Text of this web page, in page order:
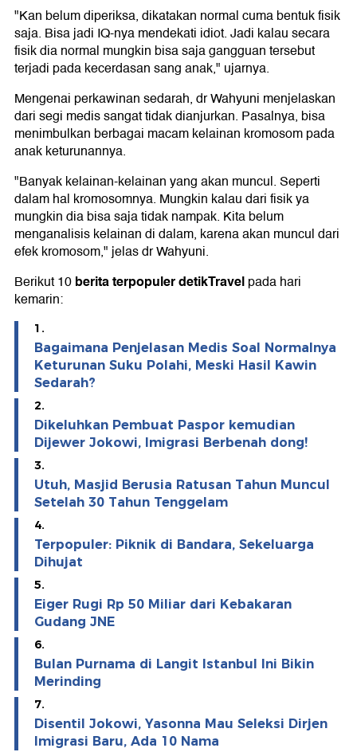
"Kan belum diperiksa, dikatakan normal cuma bentuk fisik
saja. Bisa jadi IQ-nya mendekati idiot. Jadi kalau secara
fisik dia normal mungkin bisa saja gangguan tersebut
terjadi pada kecerdasan sang anak," ujarnya.
Mengenai perkawinan sedarah, dr Wahyuni menjelaskan
dari segi medis sangat tidak dianjurkan. Pasalnya, bisa
menimbulkan berbagai macam kelainan kromosom pada
anak keturunannya.
"Banyak kelainan-kelainan yang akan muncul. Seperti
dalam hal kromosomnya. Mungkin kalau dari fisik ya
mungkin dia bisa saja tidak nampak. Kita belum
menganalisis kelainan di dalam, karena akan muncul dari
efek kromosom," jelas dr Wahyuni.
Berikut 10berita terpopuler detikTravelpada hari
kemarin:
1.
Bagaimana Penjelasan Medis Soal Normalnya
Keturunan Suku Polahi, Meski Hasil Kawin
Sedarah?
2.
Dikeluhkan Pembuat Paspor kemudian
Dijewer Jokowi, Imigrasi Berbenah dong!
3.
Utuh, Masjid Berusia Ratusan Tahun Muncul
Setelah 30 Tahun Tenggelam
4.
Terpopuler: Piknik di Bandara, Sekeluarga
Dihujat
5.
Eiger Rugi Rp 50 Miliar dari Kebakaran
Gudang JNE
6.
Bulan Purnama di Langit Istanbul Ini Bikin
Merinding
7.
Disentil Jokowi, Yasonna Mau Seleksi Dirjen
Imigrasi Baru, Ada 10 Nama